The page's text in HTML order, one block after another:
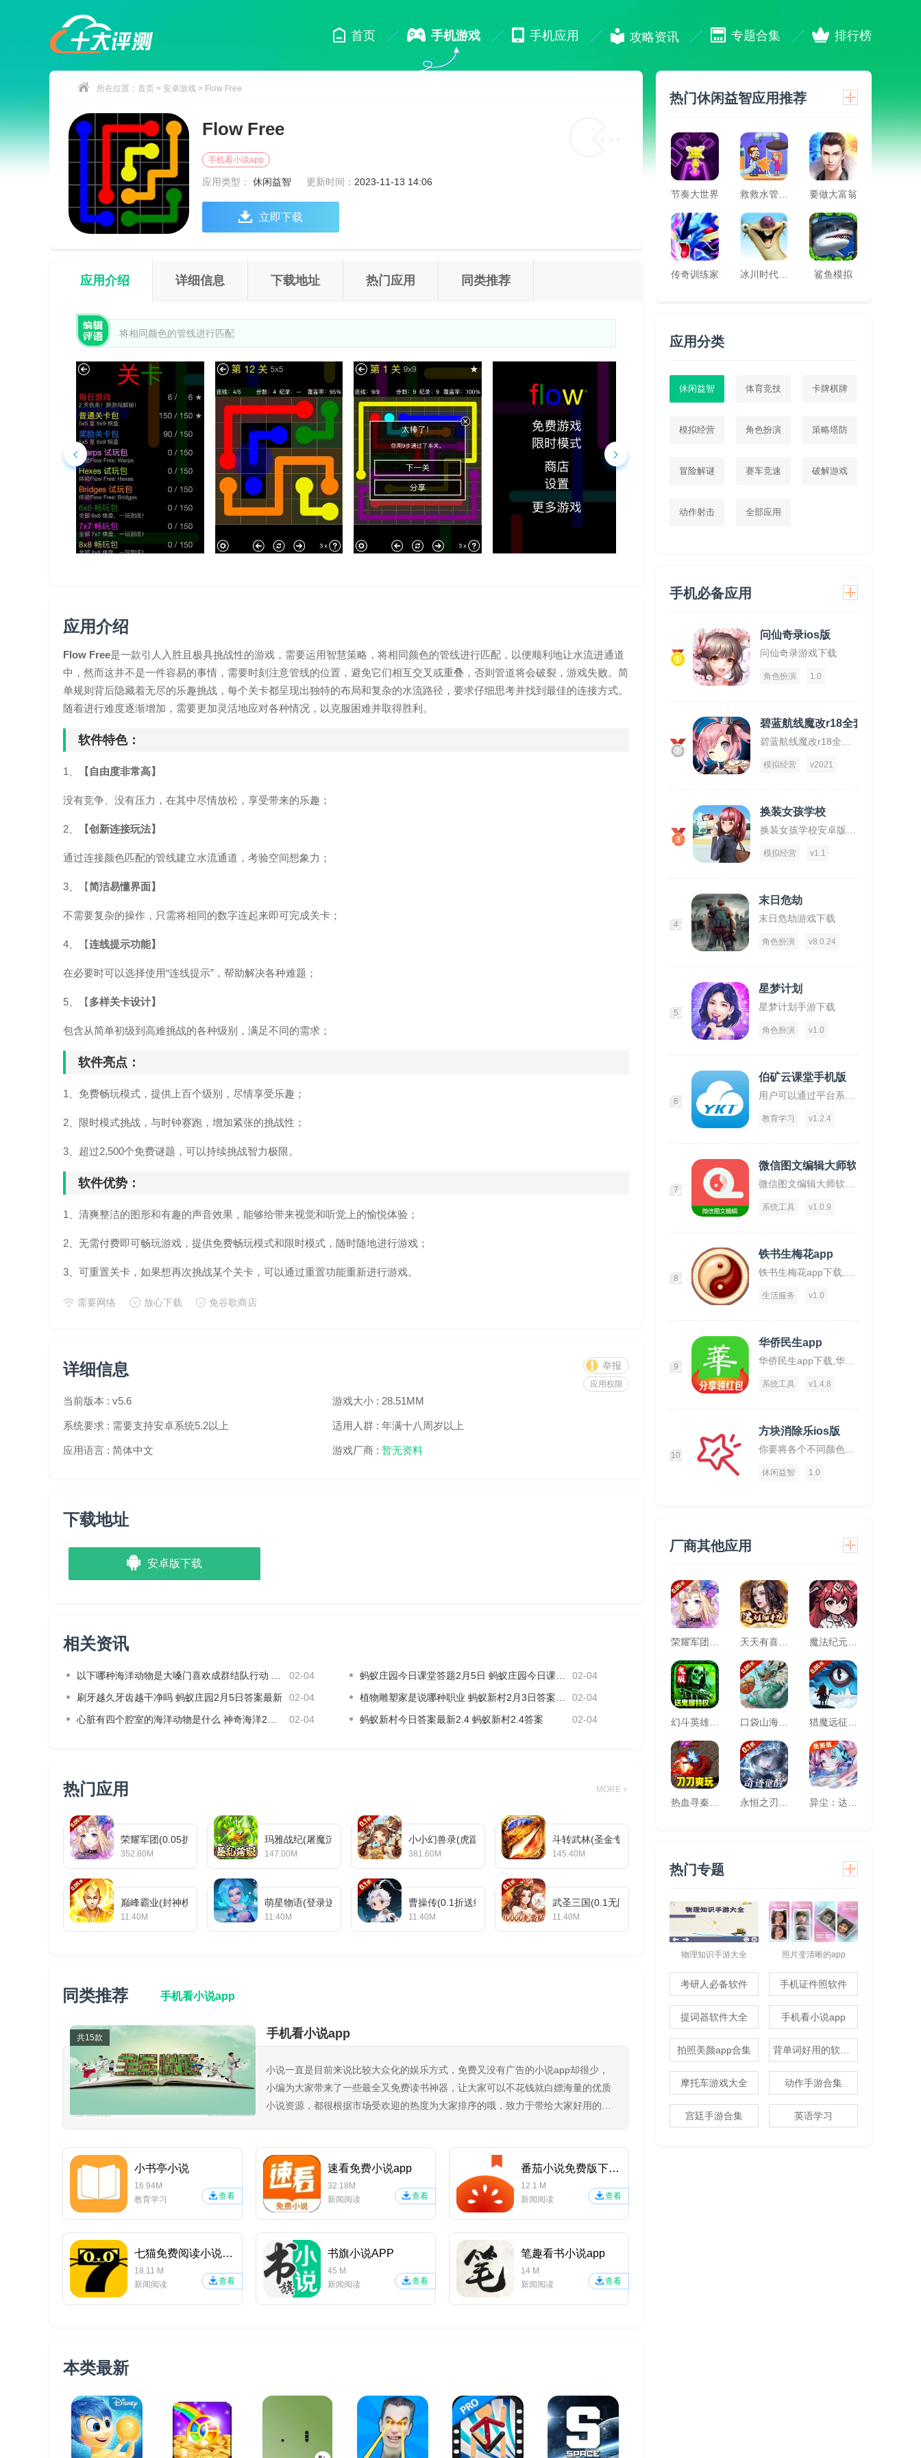
首页 手机游戏 手机应用 攻略资讯 专题合集 排行榜
所在位置： 首页 > 安卓游戏 > Flow Free
Flow Free
手机看小说app
应用类型： 休闲益智 更新时间： 2023-11-13 14:06
立即下载
应用介绍 详细信息 下载地址 热门应用 同类推荐
将相同颜色的管线进行匹配
应用介绍
Flow Free是一款引人入胜且极具挑战性的游戏，需要运用智慧策略，将相同颜色的管线进行匹配，以便顺利地让水流进通道
中，然而这并不是一件容易的事情，需要时刻注意管线的位置，避免它们相互交叉或重叠，否则管道将会破裂，游戏失败。简
单规则背后隐藏着无尽的乐趣挑战，每个关卡都呈现出独特的布局和复杂的水流路径，要求仔细思考并找到最佳的连接方式。
随着进行难度逐渐增加，需要更加灵活地应对各种情况，以克服困难并取得胜利。
软件特色：
1、 【自由度非常高】
没有竞争、没有压力，在其中尽情放松，享受带来的乐趣；
2、 【创新连接玩法】
通过连接颜色匹配的管线建立水流通道，考验空间想象力；
3、【简洁易懂界面】
不需要复杂的操作，只需将相同的数字连起来即可完成关卡；
4、【连线提示功能】
在必要时可以选择使用“连线提示”，帮助解决各种难题；
5、【多样关卡设计】
包含从简单初级到高难挑战的各种级别，满足不同的需求；
软件亮点：
1、免费畅玩模式，提供上百个级别，尽情享受乐趣；
2、限时模式挑战，与时钟赛跑，增加紧张的挑战性；
3、超过2,500个免费谜题，可以持续挑战智力极限。
软件优势：
1、清爽整洁的图形和有趣的声音效果，能够给带来视觉和听觉上的愉悦体验；
2、无需付费即可畅玩游戏，提供免费畅玩模式和限时模式，随时随地进行游戏；
3、可重置关卡，如果想再次挑战某个关卡，可以通过重置功能重新进行游戏。
需要网络 放心下载 免谷歌商店
详细信息 举报
应用权限
当前版本 : v5.6 游戏大小 : 28.51MM
系统要求 : 需要支持安卓系统5.2以上 适用人群 : 年满十八周岁以上
应用语言 : 简体中文 游戏厂商 : 暂无资料
下载地址
安卓版下载
相关资讯
以下哪种海洋动物是大嗓门喜欢成群结队行动 神奇海洋2月3日答案 02-04 蚂蚁庄园今日课堂答题2月5日 蚂蚁庄园今日课堂答题最新答案
02-04
刷牙越久牙齿越干净吗 蚂蚁庄园2月5日答案最新
02-04 植物雕塑家是说哪种职业 蚂蚁新村2月3日答案最新
02-04
心脏有四个腔室的海洋动物是什么 神奇海洋2月4日答案最新
02-04 蚂蚁新村今日答案最新2.4 蚂蚁新村2.4答案 02-04
热门应用 MORE＋
荣耀军团(0.05折主宰天命)
352.80M
玛雅战纪(屠魔沉默专属)
147.00M
小小幻兽录(虎踞中原0.1折)
381.60M
斗转武林(圣金专属单职业)
145.40M
巅峰霸业(封神榜0.05折)
11.40M
萌星物语(登录送5星英雄)
11.40M
曹操传(0.1折送终身元宝卡)
11.40M
武圣三国(0.1无限代金免费版)
11.40M
同类推荐 手机看小说app
共15款 手机看小说app
小说一直是目前来说比较大众化的娱乐方式，免费又没有广告的小说app却很少，
小编为大家带来了一些最全又免费读书神器，让大家可以不花钱就白嫖海量的优质
小说资源，都很根据市场受欢迎的热度为大家排序的哦，致力于带给大家好用的追
小书亭小说
16.94M
教育学习
查看
速看免费小说app
32.18M
新闻阅读
查看
番茄小说免费版下载安装
12.1 M
新闻阅读
查看
七猫免费阅读小说APP
18.11 M
新闻阅读
查看
书旗小说APP
45 M
新闻阅读
查看
笔趣看书小说app
14 M
新闻阅读
查看
本类最新
热门休闲益智应用推荐
节奏大世界 要做大富翁
传奇训练家 鲨鱼模拟
应用分类
休闲益智 体育竞技 卡牌棋牌
模拟经营 角色扮演 策略塔防
冒险解谜 赛车竞速 破解游戏
动作射击 全部应用
手机必备应用
1
问仙奇录ios版
问仙奇录游戏下载
角色扮演 1.0
2
碧蓝航线魔改r18全套补丁破解版
模拟经营 v2021
3
换装女孩学校
模拟经营 v1.1
4
末日危劫
末日危劫游戏下载
角色扮演 v8.0.24
5
星梦计划
星梦计划手游下载
角色扮演 v1.0
6
伯矿云课堂手机版
教育学习 v1.2.4
7
微信图文编辑大师软件
系统工具 v1.0.9
8
铁书生梅花app
生活服务 v1.0
9
华侨民生app
系统工具 v1.4.8
10
方块消除乐ios版
休闲益智 1.0
厂商其他应用
热门专题
物理知识手游大全 照片变清晰的app
考研人必备软件 手机证件照软件
提词器软件大全 手机看小说app
拍照美颜app合集
摩托车游戏大全 动作手游合集
宫廷手游合集 英语学习